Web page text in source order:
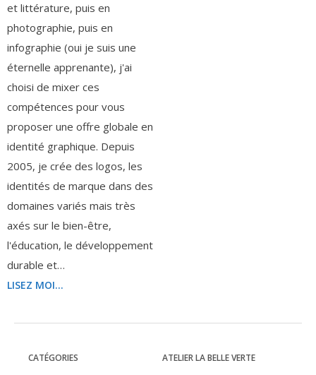
et littérature, puis en
photographie, puis en
infographie (oui je suis une
éternelle apprenante), j'ai
choisi de mixer ces
compétences pour vous
proposer une offre globale en
identité graphique. Depuis
2005, je crée des logos, les
identités de marque dans des
domaines variés mais très
axés sur le bien-être,
l'éducation, le développement
durable et…
LISEZ MOI...
CATÉGORIES ATELIER LA BELLE VERTE